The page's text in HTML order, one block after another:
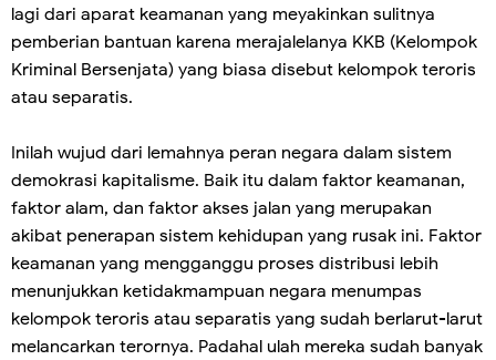
lagi dari aparat keamanan yang meyakinkan sulitnya
pemberian bantuan karena merajalelanya KKB (Kelompok
Kriminal Bersenjata) yang biasa disebut kelompok teroris
atau separatis.
Inilah wujud dari lemahnya peran negara dalam sistem
demokrasi kapitalisme. Baik itu dalam faktor keamanan,
faktor alam, dan faktor akses jalan yang merupakan
akibat penerapan sistem kehidupan yang rusak ini. Faktor
keamanan yang mengganggu proses distribusi lebih
menunjukkan ketidakmampuan negara menumpas
kelompok teroris atau separatis yang sudah berlarut-larut
melancarkan terornya. Padahal ulah mereka sudah banyak